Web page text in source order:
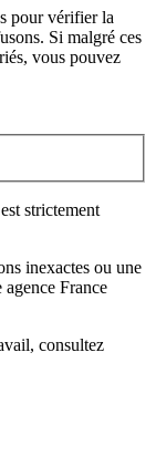
pour vérifier la
Si malgré ces
vous pouvez
strictement
inexactes ou une
agence France
, consultez